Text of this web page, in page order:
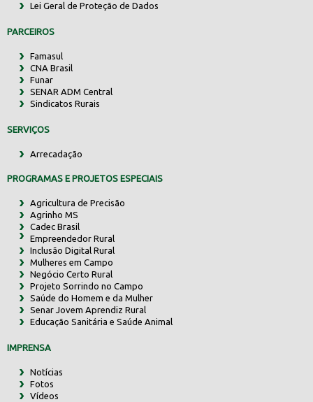
Lei Geral de Proteção de Dados
PARCEIROS
Famasul
CNA Brasil
Funar
SENAR ADM Central
Sindicatos Rurais
SERVIÇOS
Arrecadação
PROGRAMAS E PROJETOS ESPECIAIS
Agricultura de Precisão
Agrinho MS
Cadec Brasil
Empreendedor Rural
Inclusão Digital Rural
Mulheres em Campo
Negócio Certo Rural
Projeto Sorrindo no Campo
Saúde do Homem e da Mulher
Senar Jovem Aprendiz Rural
Educação Sanitária e Saúde Animal
IMPRENSA
Notícias
Fotos
Vídeos